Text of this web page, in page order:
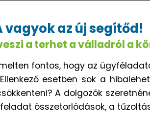
vagyok az új segítőd!
a terhet a válladról a
fontos, hogy az
esetben sok a
A dolgozók
összetorlódások, a